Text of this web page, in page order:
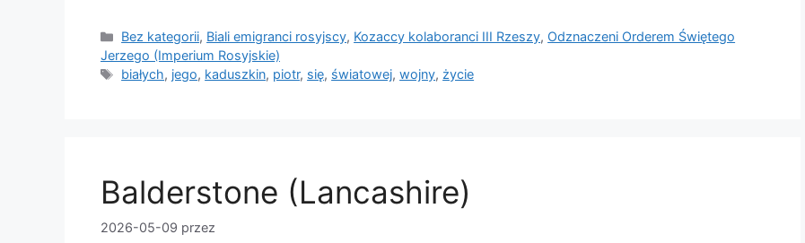
Kategorie
Bez kategorii, Biali emigranci rosyjscy, Kozaccy kolaboranci III Rzeszy, Odznaczeni Orderem Świętego
Jerzego (Imperium Rosyjskie)
Tagi
białych, jego, kaduszkin, piotr, się, światowej,wojny,życie
Balderstone (Lancashire)
2026-05-09 przez